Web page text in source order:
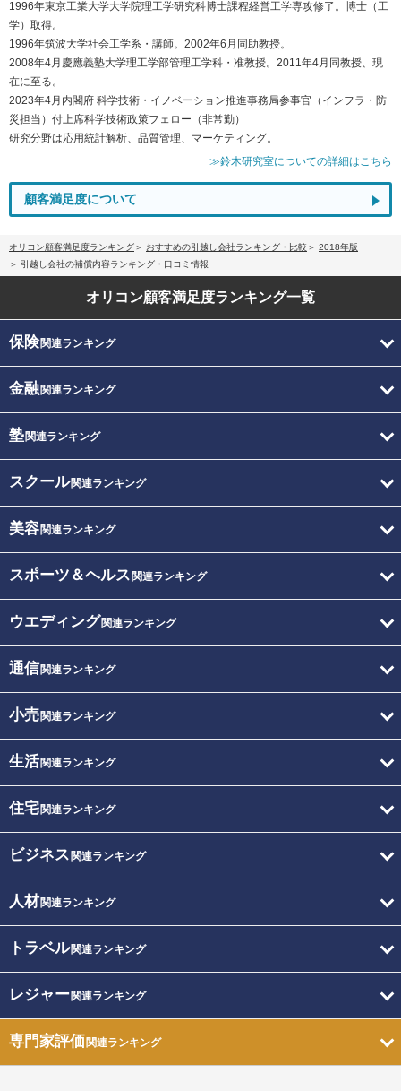
1996年東京工業大学大学院理工学研究科博士課程経営工学専攻修了。博士（工
学）取得。
1996年筑波大学社会工学系・講師。2002年6月同助教授。
2008年4月慶應義塾大学理工学部管理工学科・准教授。2011年4月同教授、現
在に至る。
2023年4月内閣府 科学技術・イノベーション推進事務局参事官（インフラ・防
災担当）付上席科学技術政策フェロー（非常勤）
研究分野は応用統計解析、品質管理、マーケティング。
≫鈴木研究室についての詳細はこちら
顧客満足度について
オリコン顧客満足度ランキング おすすめの引越し会社ランキング・比較
2018年版
引越し会社の補償内容ランキング・口コミ情報
オリコン顧客満足度ランキング一覧
保険関連ランキング
金融関連ランキング
塾関連ランキング
スクール関連ランキング
美容関連ランキング
スポーツ＆ヘルス 関連ランキング
ウエディング関連ランキング
通信関連ランキング
小売関連ランキング
生活関連ランキング
住宅関連ランキング
ビジネス 関連ランキング
人材関連ランキング
トラベル関連ランキング
レジャー関連ランキング
専門家評価関連ランキング